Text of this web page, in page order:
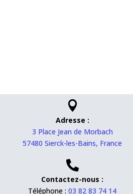

Adresse :
3 Place Jean de Morbach
57480 Sierck-les-Bains, France

Contactez-nous :
Téléphone : 03 82 83 74 14